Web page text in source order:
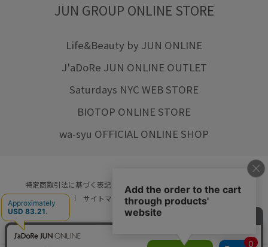
JUN GROUP ONLINE STORE
Life&Beauty by JUN ONLINE
J'aDoRe JUN ONLINE OUTLET
Saturdays NYC WEB STORE
BIOTOP ONLINE STORE
wa-syu OFFICIAL ONLINE SHOP
特定商取引法に基づく表記 プライバシーポリシー
会社概要
ご利用規約
サイトマップ リクルート ご利用ガイド